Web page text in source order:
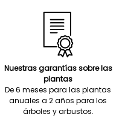
Nuestras garantías sobre las
plantas
De 6 meses para las plantas
anuales a 2 años para los
árboles y arbustos.